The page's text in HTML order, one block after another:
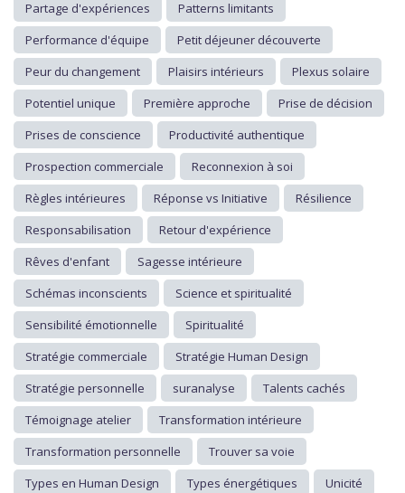
Partage d'expériences
Patterns limitants
Performance d'équipe
Petit déjeuner découverte
Peur du changement
Plaisirs intérieurs
Plexus solaire
Potentiel unique
Première approche
Prise de décision
Prises de conscience
Productivité authentique
Prospection commerciale
Reconnexion à soi
Règles intérieures
Réponse vs Initiative
Résilience
Responsabilisation
Retour d'expérience
Rêves d'enfant
Sagesse intérieure
Schémas inconscients
Science et spiritualité
Sensibilité émotionnelle
Spiritualité
Stratégie commerciale
Stratégie Human Design
Stratégie personnelle
suranalyse
Talents cachés
Témoignage atelier
Transformation intérieure
Transformation personnelle
Trouver sa voie
Types en Human Design
Types énergétiques
Unicité